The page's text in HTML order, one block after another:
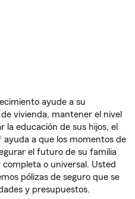
ayude a su
vivienda, mantener el nivel
la educación de sus hijos, el
ayuda a que los momentos de
el futuro de su familia
o universal. Usted
pólizas de seguro que se
y presupuestos.